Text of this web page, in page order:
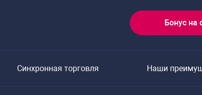
Бонус на
Синхронная торговля Наши